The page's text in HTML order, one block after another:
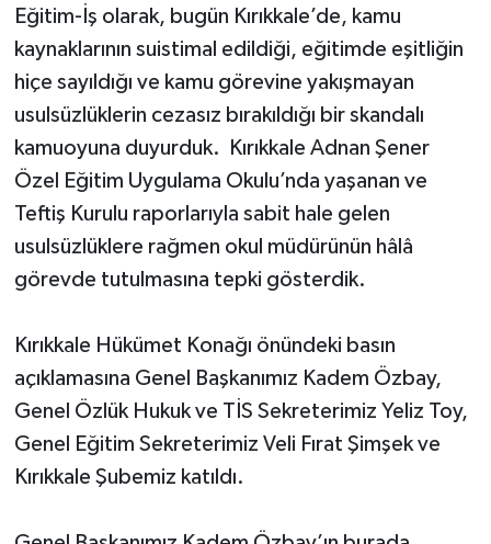
Eğitim-İş olarak, bugün Kırıkkale’de, kamu
kaynaklarının suistimal edildiği, eğitimde eşitliğin
hiçe sayıldığı ve kamu görevine yakışmayan
usulsüzlüklerin cezasız bırakıldığı bir skandalı
kamuoyuna duyurduk. Kırıkkale Adnan Şener
Özel Eğitim Uygulama Okulu’nda yaşanan ve
Teftiş Kurulu raporlarıyla sabit hale gelen
usulsüzlüklere rağmen okul müdürünün hâlâ
görevde tutulmasına tepki gösterdik.
Kırıkkale Hükümet Konağı önündeki basın
açıklamasına Genel Başkanımız Kadem Özbay,
Genel Özlük Hukuk ve TİS Sekreterimiz Yeliz Toy,
Genel Eğitim Sekreterimiz Veli Fırat Şimşek ve
Kırıkkale Şubemiz katıldı.